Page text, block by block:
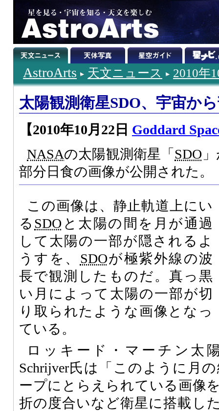
AstroArts 天文ニュース 2010年
太陽観測衛星SDO、宇宙か
【2010年10月22日 Goddard
NASAの太陽観測衛星「 SDO
部分日食の画像が公開された。
この画像は、静止軌道上にい
る SDO と太陽の間を月が通過
して太陽の一部が隠されるよ
うすを、 SDOが極紫外線の波
長で観測したものだ。真っ黒
い月によって太陽の一部が切
り取られたような画像となっ
ている。
ロッキード・マーチン太
Schrijver氏は「このように月
ープにとらえられている画像
折の度合いなど衛星に搭載し